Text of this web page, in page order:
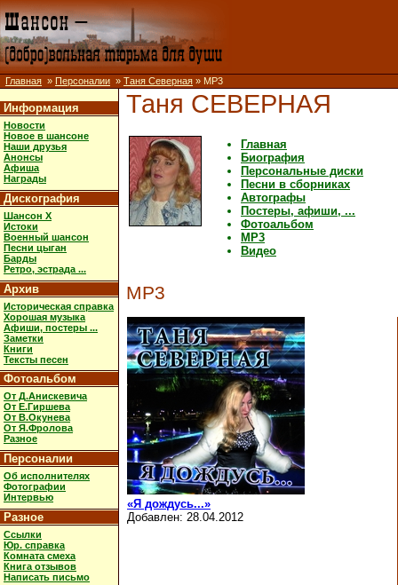
Главная » Персоналии » Таня Северная » MP3
Информация
Новости
Новое в шансоне
Наши друзья
Анонсы
Афиша
Награды
Дискография
Шансон X
Истоки
Военный шансон
Песни цыган
Барды
Ретро, эстрада ...
Архив
Историческая справка
Хорошая музыка
Афиши, постеры ...
Заметки
Книги
Тексты песен
Фотоальбом
От Д.Анискевича
От Е.Гиршева
От В.Окунева
От Я.Фролова
Разное
Персоналии
Об исполнителях
Фотографии
Интервью
Разное
Ссылки
Юр. справка
Комната смеха
Книга отзывов
Написать письмо
Таня СЕВЕРНАЯ
Главная
Биография
Персональные диски
Песни в сборниках
Автографы
Постеры, афиши, ...
Фотоальбом
MP3
Видео
MP3
«Я дождусь...»
Добавлен: 28.04.2012